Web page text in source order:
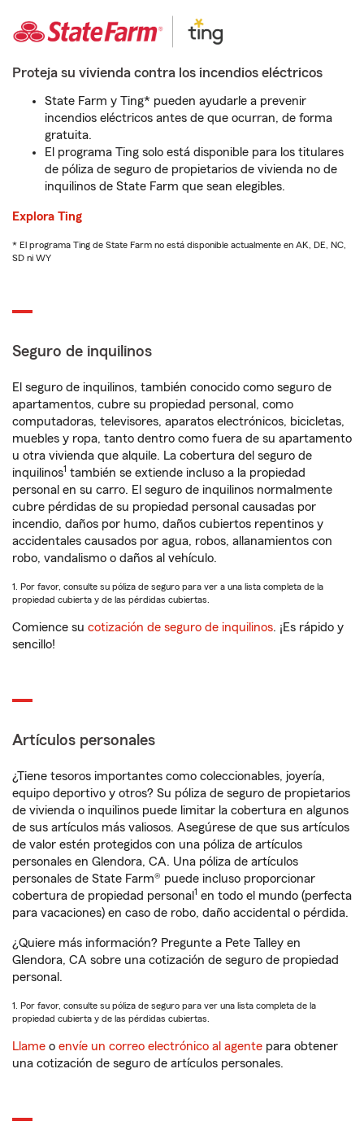
Proteja su vivienda contra los incendios eléctricos
State Farm y Ting* pueden ayudarle a prevenir
incendios eléctricos antes de que ocurran, de forma
gratuita.
El programa Ting solo está disponible para los titulares
de póliza de seguro de propietarios de vivienda no de
inquilinos de State Farm que sean elegibles.
Explora Ting
* El programa Ting de State Farm no está disponible actualmente en AK, DE, NC,
SD ni WY
Seguro de inquilinos
El seguro de inquilinos, también conocido como seguro de
apartamentos, cubre su propiedad personal, como
computadoras, televisores, aparatos electrónicos, bicicletas,
muebles y ropa, tanto dentro como fuera de su apartamento
u otra vivienda que alquile. La cobertura del seguro de
inquilinos1 también se extiende incluso a la propiedad
personal en su carro. El seguro de inquilinos normalmente
cubre pérdidas de su propiedad personal causadas por
incendio, daños por humo, daños cubiertos repentinos y
accidentales causados por agua, robos, allanamientos con
robo, vandalismo o daños al vehículo.
1. Por favor, consulte su póliza de seguro para ver a una lista completa de la
propiedad cubierta y de las pérdidas cubiertas.
Comience su cotización de seguro de inquilinos. ¡Es rápido y
sencillo!
Artículos personales
¿Tiene tesoros importantes como coleccionables, joyería,
equipo deportivo y otros? Su póliza de seguro de propietarios
de vivienda o inquilinos puede limitar la cobertura en algunos
de sus artículos más valiosos. Asegúrese de que sus artículos
de valor estén protegidos con una póliza de artículos
personales en Glendora, CA. Una póliza de artículos
personales de State Farm® puede incluso proporcionar
cobertura de propiedad personal 1 en todo el mundo (perfecta
para vacaciones) en caso de robo, daño accidental o pérdida.
¿Quiere más información? Pregunte a Pete Talley en
Glendora, CA sobre una cotización de seguro de propiedad
personal.
1. Por favor, consulte su póliza de seguro para ver una lista completa de la
propiedad cubierta y de las pérdidas cubiertas.
Llame o envíe un correo electrónico al agente para obtener
una cotización de seguro de artículos personales.